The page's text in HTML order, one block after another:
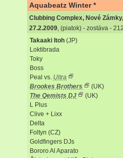
Aquabeatz Winter *
Clubbing Complex, Nové
27.2.2009, (piatok) - zostáva -
Takaaki Itoh (JP)
Loktibrada
Toky
Boss
Peal vs. Ultra
Brookes Brothers
(UK)
The Qemists DJ
(UK)
L Plus
Clive + Lixx
Delta
Foltyn (CZ)
Goldfingers DJs
Bororo Al Aparato